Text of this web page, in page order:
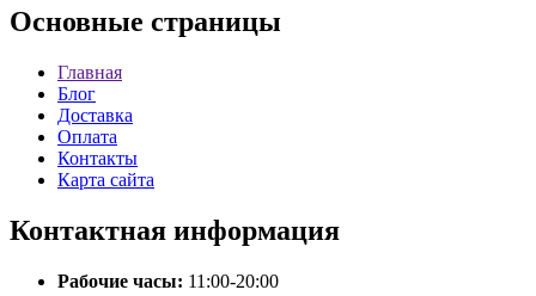
Основные страницы
Главная
Блог
Доставка
Оплата
Контакты
Карта сайта
Контактная информация
Рабочие часы: 11:00-20:00